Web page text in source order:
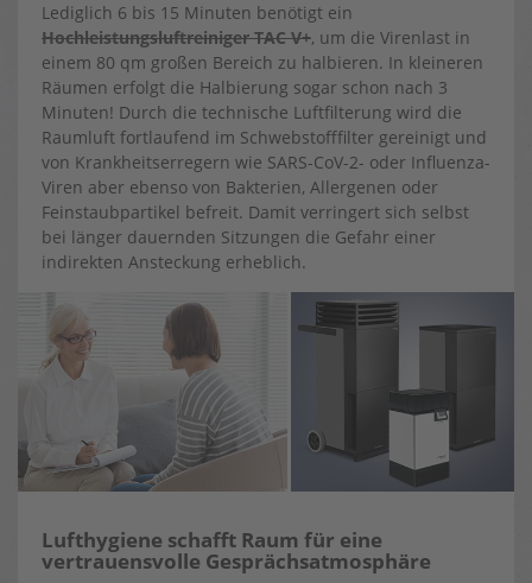
Lediglich 6 bis 15 Minuten benötigt ein
Hochleistungsluftreiniger TAC V+, um die Virenlast in
einem 80 qm großen Bereich zu halbieren. In kleineren
Räumen erfolgt die Halbierung sogar schon nach 3
Minuten! Durch die technische Luftfilterung wird die
Raumluft fortlaufend im Schwebstofffilter gereinigt und
von Krankheitserregern wie SARS-CoV-2- oder Influenza-
Viren aber ebenso von Bakterien, Allergenen oder
Feinstaubpartikel befreit. Damit verringert sich selbst
bei länger dauernden Sitzungen die Gefahr einer
indirekten Ansteckung erheblich.
Lufthygiene schafft Raum für eine
vertrauensvolle Gesprächsatmosphäre